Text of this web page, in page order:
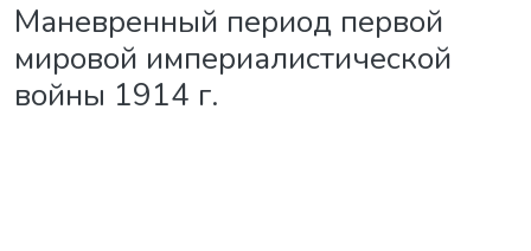
Маневренный период первой
мировой империалистической
войны 1914 г.